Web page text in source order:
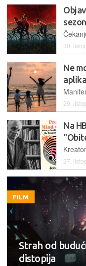
30.
Ne
29.
Na
27.
FILM
Strah od
distopija